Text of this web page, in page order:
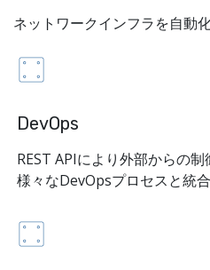
ネットワークインフラを自動
DevOps
REST APIにより外部からの制
様々なDevOpsプロセスと統